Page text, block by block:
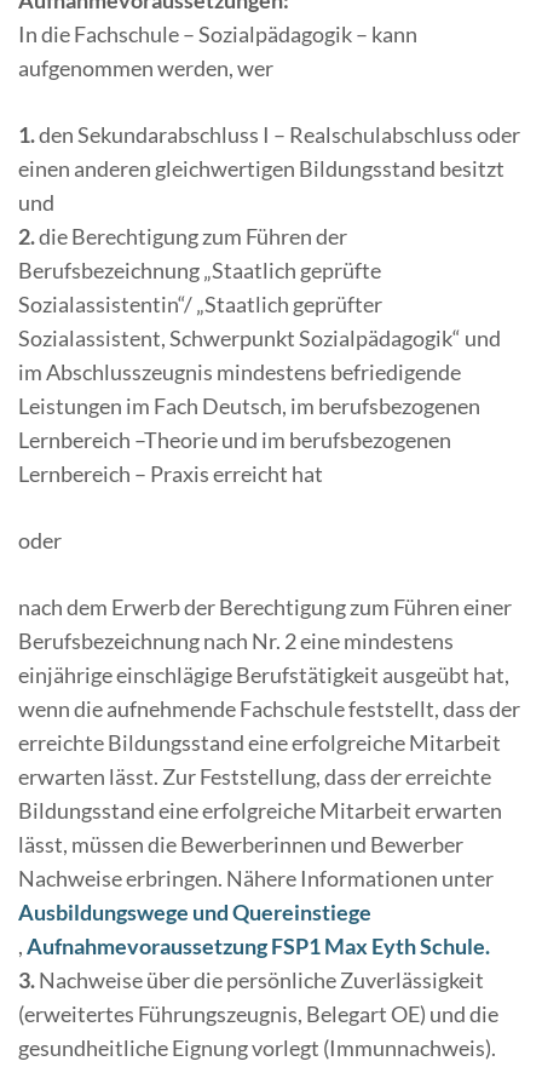
In die Fachschule – Sozialpädagogik – kann
aufgenommen werden, wer
1.den Sekundarabschluss I – Realschulabschluss oder
einen anderen gleichwertigen Bildungsstand besitzt
und
2.die Berechtigung zum Führen der
Berufsbezeichnung „Staatlich geprüfte
Sozialassistentin“/ „Staatlich geprüfter
Sozialassistent, Schwerpunkt Sozialpädagogik“ und
im Abschlusszeugnis mindestens befriedigende
Leistungen im Fach Deutsch, im berufsbezogenen
Lernbereich –Theorie und im berufsbezogenen
Lernbereich – Praxis erreicht hat
oder
nach dem Erwerb der Berechtigung zum Führen einer
Berufsbezeichnung nach Nr. 2 eine mindestens
einjährige einschlägige Berufstätigkeit ausgeübt hat,
wenn die aufnehmende Fachschule feststellt, dass der
erreichte Bildungsstand eine erfolgreiche Mitarbeit
erwarten lässt. Zur Feststellung, dass der erreichte
Bildungsstand eine erfolgreiche Mitarbeit erwarten
lässt, müssen die Bewerberinnen und Bewerber
Nachweise erbringen. Nähere Informationen unter
Ausbildungswege und Quereinstiege
,Aufnahmevoraussetzung FSP1 Max Eyth Schule.
3.Nachweise über die persönliche Zuverlässigkeit
(erweitertes Führungszeugnis, Belegart OE) und die
gesundheitliche Eignung vorlegt (Immunnachweis).